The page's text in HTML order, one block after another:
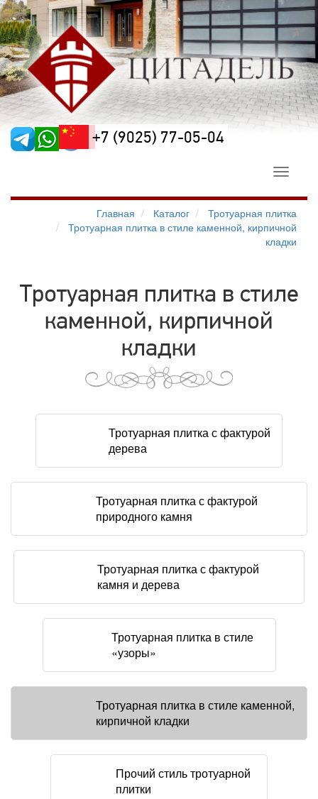
+7 (9025) 77-05-04
Toggle
Главная
Каталог
Тротуарная плитка
Тротуарная плитка в стиле каменной, кирпичной
кладки
Тротуарная плитка в стиле
каменной, кирпичной
кладки
Тротуарная плитка с фактурой
дерева
Тротуарная плитка с фактурой
природного камня
Тротуарная плитка с фактурой
камня и дерева
Тротуарная плитка в стиле
«узоры»
Тротуарная плитка в стиле каменной,
кирпичной кладки
Прочий стиль тротуарной
плитки